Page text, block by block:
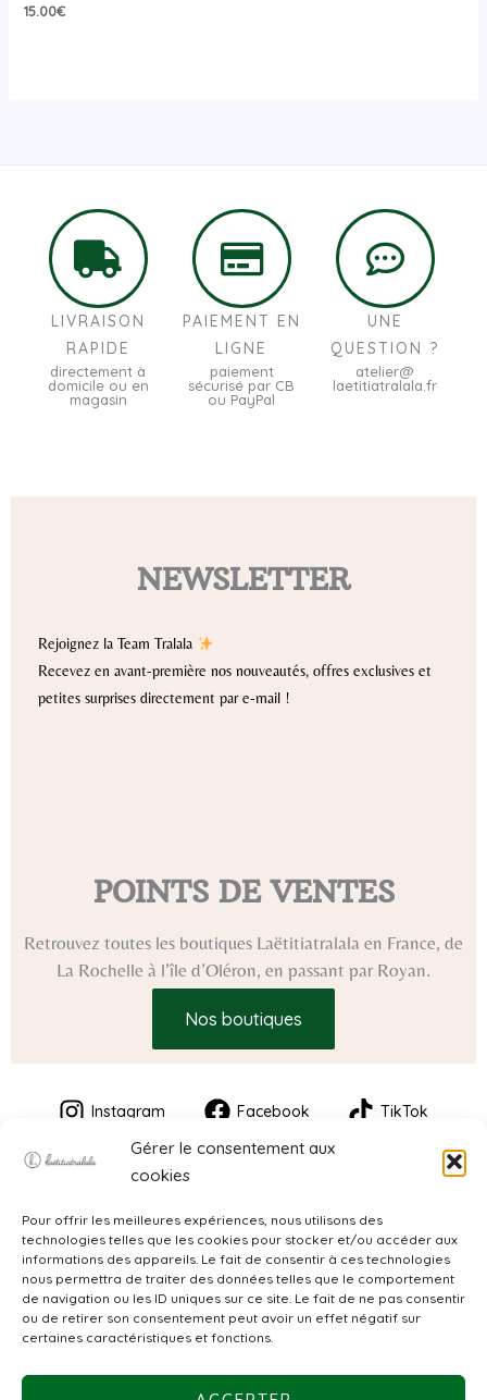
Gérer le consentement aux
cookies
Pour offrir les meilleures expériences, nous utilisons des
technologies telles que les cookies pour stocker et/ou accéder aux
informations des appareils. Le fait de consentir à ces technologies
nous permettra de traiter des données telles que le comportement
de navigation ou les ID uniques sur ce site. Le fait de ne pas consentir
ou de retirer son consentement peut avoir un effet négatif sur
certaines caractéristiques et fonctions.
15.00€
LIVRAISON
RAPIDE
directement à
domicile ou en
magasin
PAIEMENT EN
LIGNE
paiement
sécurisé par CB
ou PayPal
UNE
QUESTION ?
atelier@
laetitiatralala.fr
NEWSLETTER
Rejoignez la Team Tralala
Recevez en avant-première nos nouveautés, offres exclusives et
petites surprises directement par e-mail !
POINTS DE VENTES
Retrouvez toutes les boutiques Laëtitiatralala en France, de
La Rochelle à l’île d’Oléron, en passant par Royan.
Nos boutiques
Instagram Facebook TikTok
CGV